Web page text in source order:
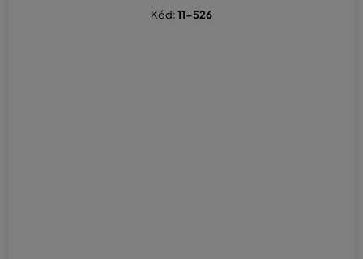
Kód:11-526